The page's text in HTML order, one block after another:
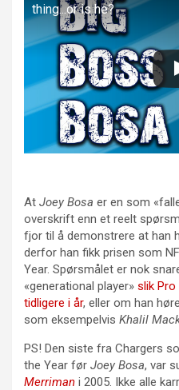
thing...or is he?
At Joey Bosa er en som
overskrift enn et reelt
fjor til å demonstrere at han
derfor han fikk prisen som
Year. Spørsmålet er nok
«generational player» slik
tidligere i år, eller om han
som eksempelvis Khalil
PS! Den siste fra Chargers
the Year før Joey Bosa, var
Merriman i 2005. Ikke alle